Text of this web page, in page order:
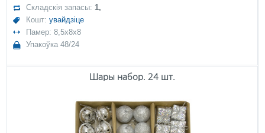
Складскія запасы:1,
Кошт:увайдзіце
Памер: 8,5x8x8
Упакоўка 48/24
Шары набор. 24 шт.